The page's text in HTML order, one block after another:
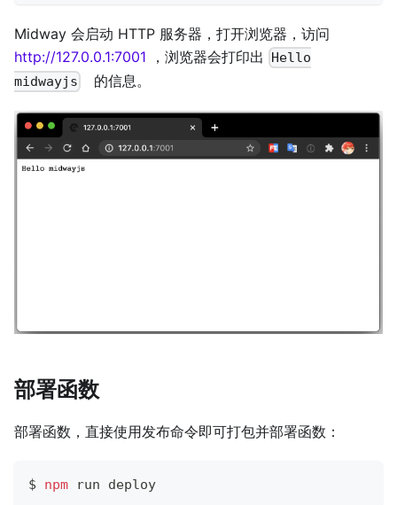
Midway 会启动 HTTP 服务器，打开浏览器，访问
http://127.0.0.1:7001 ，浏览器会打印出
Hello
midwayjs
的信息。
部署函数
部署函数，直接使用发布命令即可打包并部署函数：
$ npm run deploy